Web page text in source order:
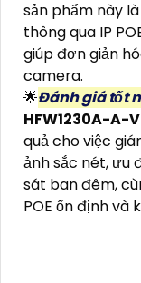
sản phẩm này
thông qua IP
giúp đơn giản
camera.
🌟Đánh giá tốt
HFW1230A-A-
quả cho việc
ảnh sắc nét, ưu
sát ban đêm,
POE ổn định và